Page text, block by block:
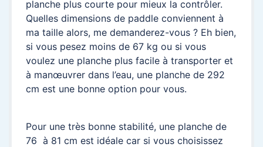
planche plus courte pour mieux la contrôler.
Quelles dimensions de paddle conviennent à
ma taille alors, me demanderez-vous ? Eh bien,
si vous pesez moins de 67 kg ou si vous
voulez une planche plus facile à transporter et
à manœuvrer dans l’eau, une planche de 292
cm est une bonne option pour vous.
Pour une très bonne stabilité, une planche de
76 à 81 cm est idéale car si vous choisissez